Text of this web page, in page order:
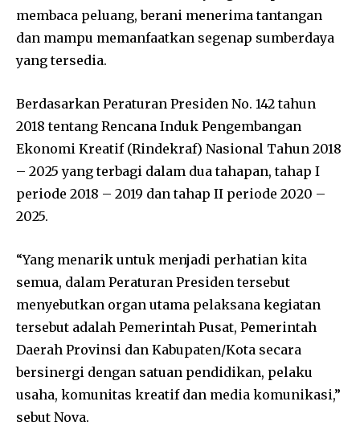
membaca peluang, berani menerima tantangan
dan mampu memanfaatkan segenap sumberdaya
yang tersedia.
Berdasarkan Peraturan Presiden No. 142 tahun
2018 tentang Rencana Induk Pengembangan
Ekonomi Kreatif (Rindekraf) Nasional Tahun 2018
– 2025 yang terbagi dalam dua tahapan, tahap I
periode 2018 – 2019 dan tahap II periode 2020 –
2025.
“Yang menarik untuk menjadi perhatian kita
semua, dalam Peraturan Presiden tersebut
menyebutkan organ utama pelaksana kegiatan
tersebut adalah Pemerintah Pusat, Pemerintah
Daerah Provinsi dan Kabupaten/Kota secara
bersinergi dengan satuan pendidikan, pelaku
usaha, komunitas kreatif dan media komunikasi,”
sebut Nova.